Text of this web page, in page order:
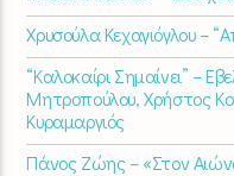
Χρυσούλα Κεχαγιόγλου –
“Καλοκαίρι Σημαίνει” –
Μητροπούλου, Χρήστος
Κυραμαργιός
Πάνος Ζώης – «Στον